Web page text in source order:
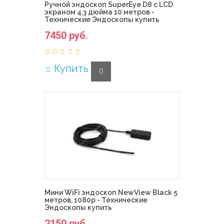
Ручной эндоскоп SuperEye D8 с LCD
экраном 4.3 дюйма 10 метров -
Технические Эндоскопы купить
7450 руб.
Купить
Мини WiFi эндоскоп NewView Black 5
метров, 1080p - Технические
Эндоскопы купить